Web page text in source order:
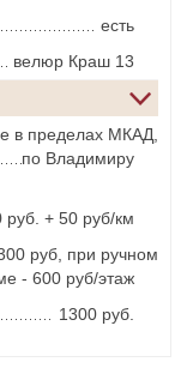
есть
велюр Краш 13
в пределах МКАД,
по Владимиру
руб. + 50 руб/км
руб, при ручном
- 600 руб/этаж
1300 руб.